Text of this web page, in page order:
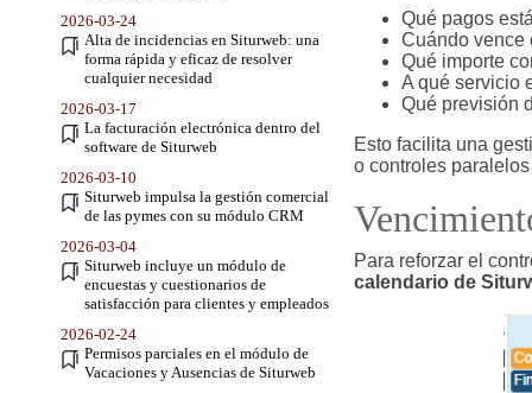
2026-03-24
Alta de incidencias en Siturweb: una
forma rápida y eficaz de resolver
cualquier necesidad
2026-03-17
La facturación electrónica dentro del
software de Siturweb
2026-03-10
Siturweb impulsa la gestión comercial
de las pymes con su módulo CRM
2026-03-04
Siturweb incluye un módulo de
encuestas y cuestionarios de
satisfacción para clientes y empleados
2026-02-24
Permisos parciales en el módulo de
Vacaciones y Ausencias de Siturweb
Qué pagos
Cuándo vence
Qué importe
A qué servicio
Qué previsión
Esto facilita una
o controles
Para reforzar el
calendario de